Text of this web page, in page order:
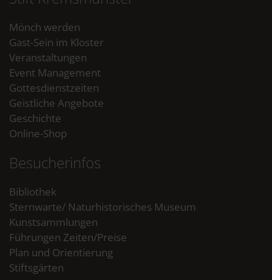
Mönch werden
Gast-Sein im Kloster
Veranstaltungen
Event Management
Gottesdienstzeiten
Geistliche Angebote
Geschichte
Online-Shop
Besucherinfos
Bibliothek
Sternwarte/ Naturhistorisches Museum
Kunstsammlungen
Führungen Zeiten/Preise
Plan und Orientierung
Stiftsgärten